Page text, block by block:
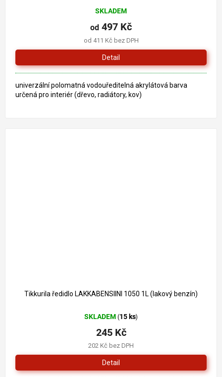
SKLADEM
od 411 Kč bez DPH
od 497 Kč
Detail
univerzální polomatná vodouředitelná akrylátová barva
určená pro interiér (dřevo, radiátory, kov)
Tikkurila ředidlo LAKKABENSIINI 1050 1L (lakový benzín)
SKLADEM (15 ks)
202 Kč bez DPH
245 Kč
Detail